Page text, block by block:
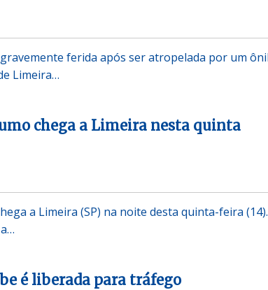
ferida após ser atropelada por um
Limeira…
chega a Limeira nesta quinta
a Limeira (SP) na noite desta quinta-feira (14).
é liberada para tráfego